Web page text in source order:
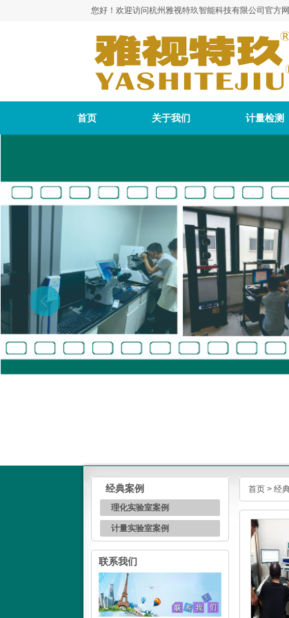
您好！欢迎访问杭州雅视特玖智能科技有限公司官方网
首页 关于我们 计量检测
经典案例
理化实验室案例
计量实验室案例
联系我们
首页 > 经